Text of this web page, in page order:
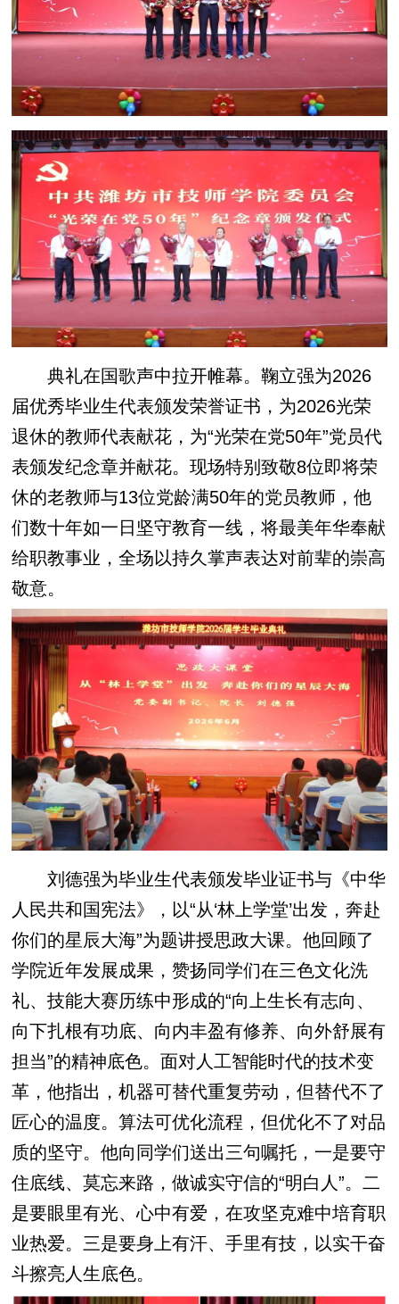
典礼在国歌声中拉开帷幕。鞠立强为2026
届优秀毕业生代表颁发荣誉证书，为2026光荣
退休的教师代表献花，为“光荣在党50年”党员代
表颁发纪念章并献花。现场特别致敬8位即将荣
休的老教师与13位党龄满50年的党员教师，他
们数十年如一日坚守教育一线，将最美年华奉献
给职教事业，全场以持久掌声表达对前辈的崇高
敬意。
刘德强为毕业生代表颁发毕业证书与《中华
人民共和国宪法》，以“从‘林上学堂’出发，奔赴
你们的星辰大海”为题讲授思政大课。他回顾了
学院近年发展成果，赞扬同学们在三色文化洗
礼、技能大赛历练中形成的“向上生长有志向、
向下扎根有功底、向内丰盈有修养、向外舒展有
担当”的精神底色。面对人工智能时代的技术变
革，他指出，机器可替代重复劳动，但替代不了
匠心的温度。算法可优化流程，但优化不了对品
质的坚守。他向同学们送出三句嘱托，一是要守
住底线、莫忘来路，做诚实守信的“明白人”。二
是要眼里有光、心中有爱，在攻坚克难中培育职
业热爱。三是要身上有汗、手里有技，以实干奋
斗擦亮人生底色。